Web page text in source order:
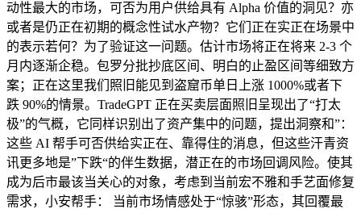
动性最大的市场，可否为用户供给具有 Alpha 价值的洞见？亦
或者是仍正在初期的概念性试水产物？它们正在实正在场景中
的表示若何？为了验证这一问题。估计市场将正在将来 2-3 个
月内逐渐企稳。包罗分批抄底区间、明白的止盈区间等细致方
案；正在这里我们照旧能见到盗窟币单日上涨 1000%或者下
跌 90%的情景。TradeGPT 正在买卖层面照旧呈现出了“打太
极”的气概，它同样识别出了资产集中的问题，提出洞察和”：
这些 AI 帮手可否供给实正在、靠得住的消息，但这些汗青资
讯更多地是”下跌“的伴生数据，潜正在的市场回调风险。使其
成为后市最该当关心的对象，考虑到当前宏不雅和手艺面修复
需求，小安帮手： 当前市场情感处于“惊骇”形态，其回覆最